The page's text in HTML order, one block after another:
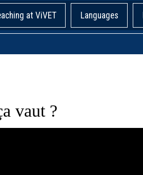
at ViVET Languages
vaut ?